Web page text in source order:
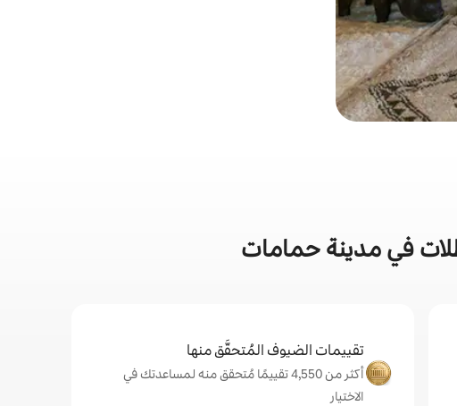
في مدينة حمامات
تقييمات الضيوف المُتحقَّق منها
أكثر من 4,550 تقييمًا مُتحقق منه لمساعدتك في
الاختيار